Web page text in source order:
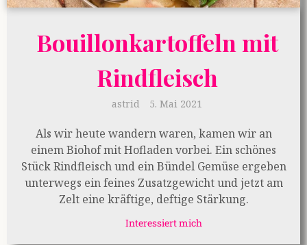
Bouillonkartoffeln mit
Rindfleisch
astrid 5. Mai 2021
Als wir heute wandern waren, kamen wir an
einem Biohof mit Hofladen vorbei. Ein schönes
Stück Rindfleisch und ein Bündel Gemüse ergeben
unterwegs ein feines Zusatzgewicht und jetzt am
Zelt eine kräftige, deftige Stärkung.
Interessiert mich